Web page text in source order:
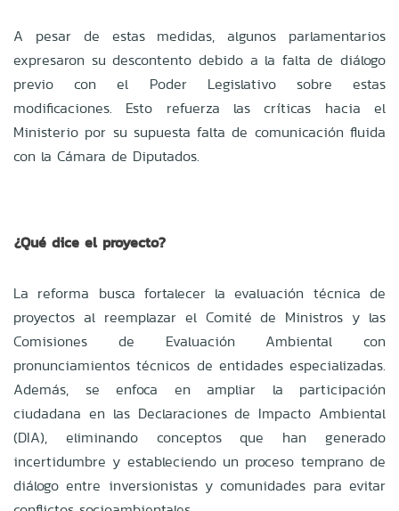
A pesar de estas medidas, algunos parlamentarios
expresaron su descontento debido a la falta de diálogo
previo con el Poder Legislativo sobre estas
modificaciones. Esto refuerza las críticas hacia el
Ministerio por su supuesta falta de comunicación fluida
con la Cámara de Diputados.
¿Qué dice el proyecto?
La reforma busca fortalecer la evaluación técnica de
proyectos al reemplazar el Comité de Ministros y las
Comisiones de Evaluación Ambiental con
pronunciamientos técnicos de entidades especializadas.
Además, se enfoca en ampliar la participación
ciudadana en las Declaraciones de Impacto Ambiental
(DIA), eliminando conceptos que han generado
incertidumbre y estableciendo un proceso temprano de
diálogo entre inversionistas y comunidades para evitar